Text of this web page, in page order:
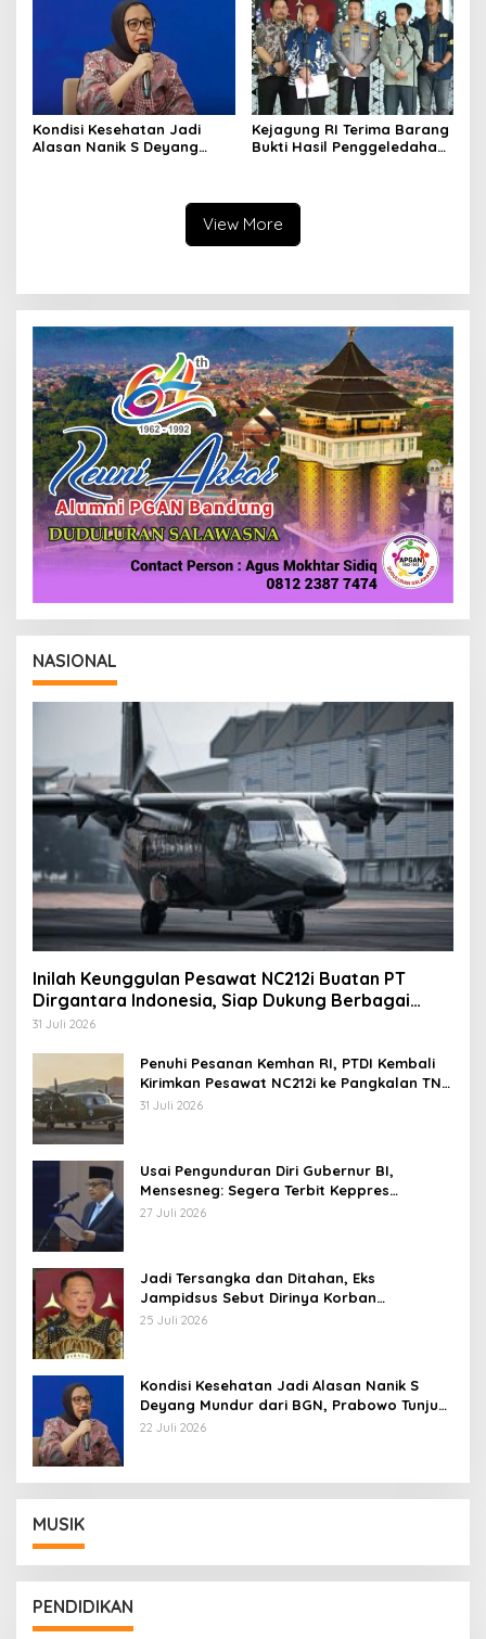
Kondisi Kesehatan Jadi
Alasan Nanik S Deyang
Kejagung RI Terima Barang
Bukti Hasil Penggeledahan
View More
NASIONAL
Inilah Keunggulan Pesawat NC212i Buatan PT
Dirgantara Indonesia, Siap Dukung Berbagai
Operasi TNI
31 Juli 2026
Penuhi Pesanan Kemhan RI, PTDI Kembali
Kirimkan Pesawat NC212i ke Pangkalan TNI
AU
31 Juli 2026
Usai Pengunduran Diri Gubernur BI,
Mensesneg: Segera Terbit Keppres
Pemberhentian dengan Hormat
27 Juli 2026
Jadi Tersangka dan Ditahan, Eks
Jampidsus Sebut Dirinya Korban
Kriminalisasi
25 Juli 2026
Kondisi Kesehatan Jadi Alasan Nanik S
Deyang Mundur dari BGN, Prabowo Tunjuk
Wamentan Sudaryono
22 Juli 2026
MUSIK
PENDIDIKAN